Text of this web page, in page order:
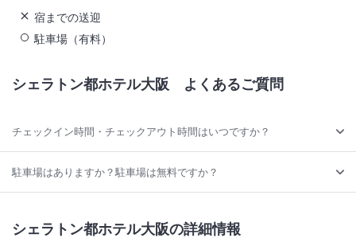
宿までの送迎
駐車場（有料）
シェラトン都ホテル大阪 よくあるご質問
チェックイン時間・チェックアウト時間はいつですか？
駐車場はありますか？駐車場は無料ですか？
シェラトン都ホテル大阪の詳細情報